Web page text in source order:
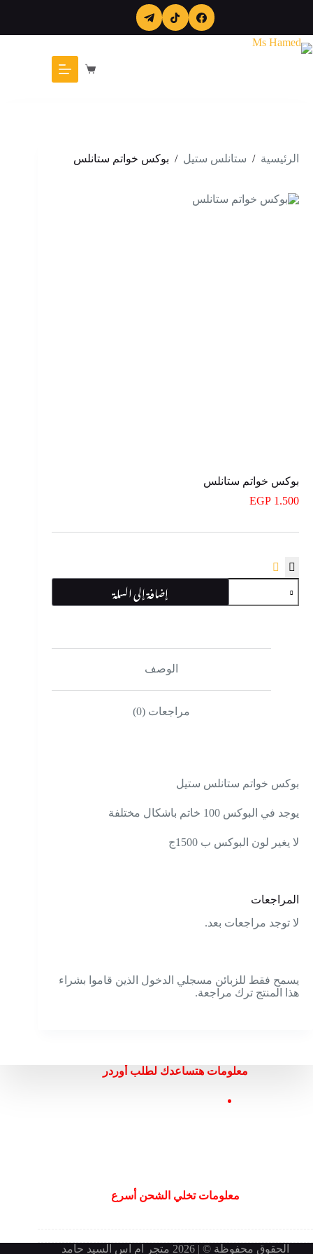
عربة
التسوق
الرئيسية / ستانلس ستيل / بوكس خواتم ستانلس
بوكس خواتم ستانلس
EGP 1.500
كمية
بوكس
خواتم
إضافة إلى السلة
الوصف
مراجعات (0)
بوكس خواتم ستانلس ستيل
يوجد في البوكس 100 خاتم باشكال مختلفة
لا يغير لون البوكس ب 1500ج
المراجعات
لا توجد مراجعات بعد.
يسمح فقط للزبائن مسجلي الدخول الذين قاموا بشراء
هذا المنتج ترك مراجعة.
معلومات هتساعدك لطلب أوردر
معلومات تخلي الشحن أسرع
الحقوق محفوظة © | 2026 متجر ام اس السيد حامد